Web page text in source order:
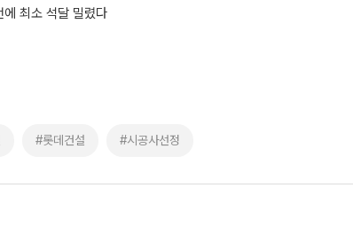
최소 석달 밀렸다
#롯데건설 #시공사선정